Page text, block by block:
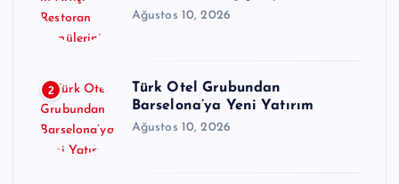
Ağustos 10, 2026
2
Türk Otel Grubundan
Barselona’ya Yeni Yatırım
Ağustos 10, 2026